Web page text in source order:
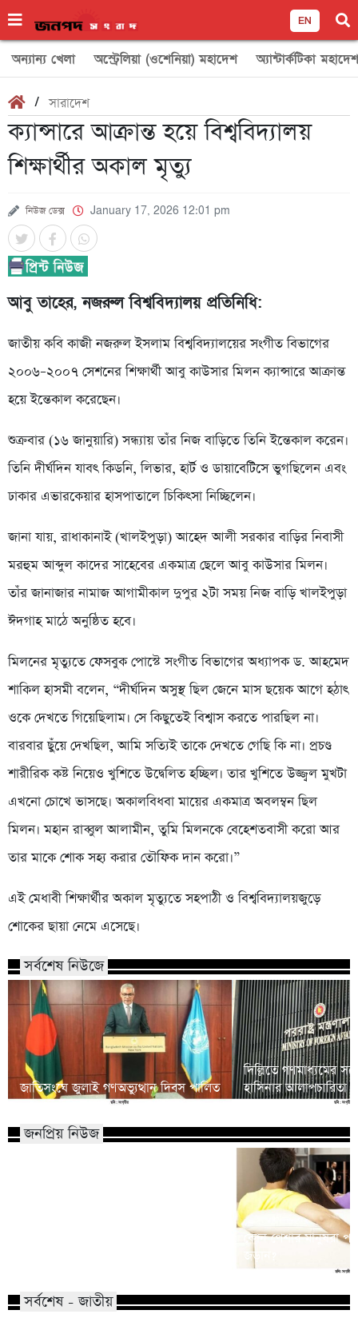
EN
অন্যান্য খেলা অস্ট্রেলিয়া (ওশেনিয়া) মহাদেশ অ্যান্টার্কটিকা মহাদেশ
/সারাদেশ
ক্যান্সারে আক্রান্ত হয়ে বিশ্ববিদ্যালয়
শিক্ষার্থীর অকাল মৃত্যু
নিউজ ডেক্স January 17, 2026 12:01 pm
আবু তাহের, নজরুল বিশ্ববিদ্যালয় প্রতিনিধি:
জাতীয় কবি কাজী নজরুল ইসলাম বিশ্ববিদ্যালয়ের সংগীত বিভাগের
২০০৬–২০০৭ সেশনের শিক্ষার্থী আবু কাউসার মিলন ক্যান্সারে আক্রান্ত
হয়ে ইন্তেকাল করেছেন।
শুক্রবার (১৬ জানুয়ারি) সন্ধ্যায় তাঁর নিজ বাড়িতে তিনি ইন্তেকাল করেন।
তিনি দীর্ঘদিন যাবৎ কিডনি, লিভার, হার্ট ও ডায়াবেটিসে ভুগছিলেন এবং
ঢাকার এভারকেয়ার হাসপাতালে চিকিৎসা নিচ্ছিলেন।
জানা যায়, রাধাকানাই (খালইপুড়া) আহেদ আলী সরকার বাড়ির নিবাসী
মরহুম আব্দুল কাদের সাহেবের একমাত্র ছেলে আবু কাউসার মিলন।
তাঁর জানাজার নামাজ আগামীকাল দুপুর ২টা সময় নিজ বাড়ি খালইপুড়া
ঈদগাহ মাঠে অনুষ্ঠিত হবে।
মিলনের মৃত্যুতে ফেসবুক পোস্টে সংগীত বিভাগের অধ্যাপক ড. আহমেদ
শাকিল হাসমী বলেন, “দীর্ঘদিন অসুস্থ ছিল জেনে মাস ছয়েক আগে হঠাৎ
ওকে দেখতে গিয়েছিলাম। সে কিছুতেই বিশ্বাস করতে পারছিল না।
বারবার ছুঁয়ে দেখছিল, আমি সত্যিই তাকে দেখতে গেছি কি না। প্রচণ্ড
শারীরিক কষ্ট নিয়েও খুশিতে উদ্বেলিত হচ্ছিল। তার খুশিতে উজ্জ্বল মুখটা
এখনো চোখে ভাসছে। অকালবিধবা মায়ের একমাত্র অবলম্বন ছিল
মিলন। মহান রাব্বুল আলামীন, তুমি মিলনকে বেহেশতবাসী করো আর
তার মাকে শোক সহ্য করার তৌফিক দান করো।”
এই মেধাবী শিক্ষার্থীর অকাল মৃত্যুতে সহপাঠী ও বিশ্ববিদ্যালয়জুড়ে
শোকের ছায়া নেমে এসেছে।
সর্বশেষ নিউজে
জাতিসংঘে জুলাই গণঅভ্যুত্থান দিবস পালিত
দিল্লিতে গণমাধ্যমের
হাসিনার আলাপচারিতা
জনপ্রিয় নিউজ
কোন পেশার মানুষরা
জড়ান?
সর্বশেষ - জাতীয়